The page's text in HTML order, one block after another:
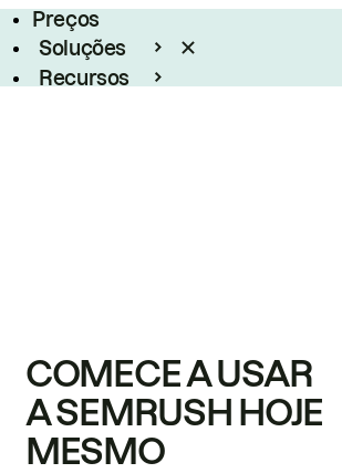
Preços
Soluções
Recursos
COMECE A USAR
A SEMRUSH HOJE
MESMO